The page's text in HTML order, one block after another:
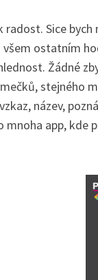
radost. Sice
ostatním
Žádné
stejného
název,
mnoha app, kde